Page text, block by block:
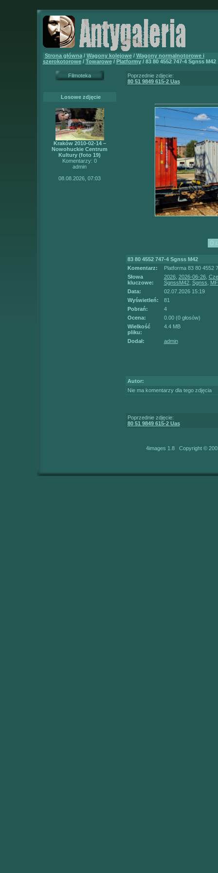
Strona główna/ Wagony kolejowe/ Wagony normalnotorowe i
szerokotorowe/ Towarowe/ Platformy/ 83 80 4552 747-4 Sgnss M42
Filmoteka
Losowe zdjęcie
Kraków 2010-02-14 –
Nowohuckie Centrum
Kultury (foto 19)
Komentarzy: 0
admin
08.08.2026, 07:03
Poprzednie zdjęcie:
80 51 9849 615-2 Uas
83 80 4552 747-4 Sgnss M42
Komentarz:
Platforma 83 80 4552
Słowa
kluczowe:
2026, 2026-06-26,
SgnssM42, Sgnss
Data:
02.07.2026 15:19
Wyświetleń:
81
Pobrań:
4
Ocena:
0.00 (0 głosów)
Wielkość
pliku:
4.4 MB
Dodał: admin
Autor:
Nie ma komentarzy dla tego zdjęcia
Poprzednie zdjęcie:
80 51 9849 615-2 Uas
4images 1.8 Copyright ©